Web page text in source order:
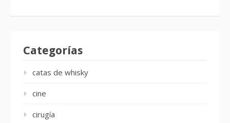
Categorías
catas de whisky
cine
cirugía